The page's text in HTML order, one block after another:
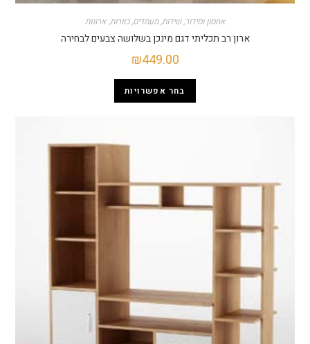
אחסון וסידור,שידות,מעמדים,כוורות,ארונות
ארון רב תכליתי דגם מינכן בשלושה צבעים לבחירה
₪449.00
בחר אפשרויות